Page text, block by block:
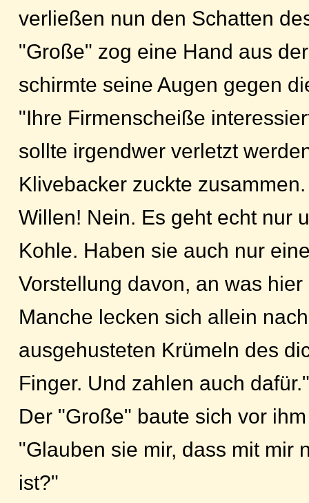
verließen nun den Schatten
"Große" zog eine Hand aus
schirmte seine Augen gegen
"Ihre Firmenscheiße
sollte irgendwer verletzt
Klivebacker zuckte
Willen! Nein. Es geht echt nur
Kohle. Haben sie auch nur
Vorstellung davon, an was
Manche lecken sich allein
ausgehusteten Krümeln des
Finger. Und zahlen auch dafür."
Der "Große" baute sich vor
"Glauben sie mir, dass mit mir
ist?"